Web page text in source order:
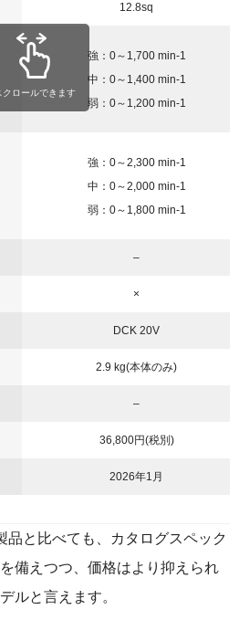
12.8sq
強：0～1,700 min-1
中：0～1,400 min-1
弱：0～1,200 min-1
強：0～2,300 min-1
中：0～2,000 min-1
弱：0～1,800 min-1
–
×
DCK 20V
2.9 kg(本体のみ)
–
36,800円(税別)
2026年1月
クロールできます
品と比べても、カタログスペック
備えつつ、価格はより抑えられ
ルと言えます。